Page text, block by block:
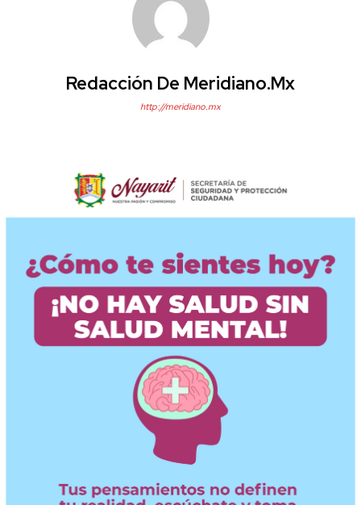
Redacción De Meridiano.mx
http://meridiano.mx